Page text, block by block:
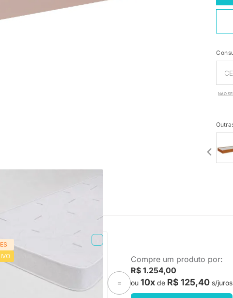
NÃO
PRONTA ENTREGA
Espuma Plummi Solteiro
D20
=
Compre um produto por:
R$ 1.254,00
ou 10x de R$ 125,40 s/juros